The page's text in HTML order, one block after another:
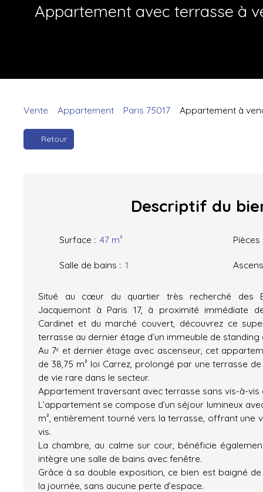
Appartement avec terrasse à
Vente Appartement Paris 75017 Appartement à
Retour
Descriptif du
Surface : 47 m² Pièces
Salle de bains : 1
Situé au cœur du quartier très recherché des
Jacquemont à Paris 17, à proximité immédiate
Cardinet et du marché couvert, découvrez ce
terrasse au dernier étage d’un immeuble de standing
Au 7ᵉ et dernier étage avec ascenseur, cet
de 38,75 m² loi Carrez, prolongé par une terrasse de
de vie rare dans le secteur.
Appartement traversant avec terrasse sans vis-à-vis
L’appartement se compose d’un séjour lumineux
m², entièrement tourné vers la terrasse, offrant une
vis.
La chambre, au calme sur cour, bénéficie
intègre une salle de bains avec fenêtre.
Grâce à sa double exposition, ce bien est baigné
la journée, sans aucune perte d’espace.